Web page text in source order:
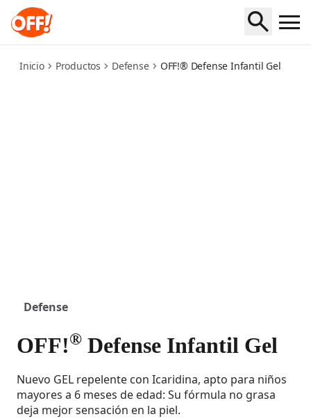
defense-infantil-gel
Inicio Productos Defense OFF!® Defense Infantil Gel
Defense
OFF!® Defense Infantil Gel
Nuevo GEL repelente con Icaridina, apto para niños
mayores a 6 meses de edad: Su fórmula no grasa
deja mejor sensación en la piel.